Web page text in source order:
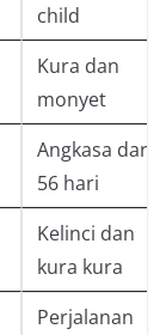
child
Kura dan
monyet
Angkasa dari
56 hari
Kelinci dan
kura kura
Perjalanan